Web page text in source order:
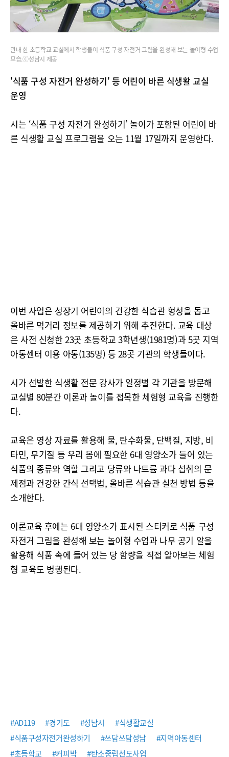
관내 한 초등학교 교실에서 학생들이 식품 구성 자전거 그림을 완성해 보는 놀이형 수업
모습.ⓒ성남시 제공
'식품 구성 자전거 완성하기' 등 어린이 바른 식생활 교실
운영
시는 ‘식품 구성 자전거 완성하기’ 놀이가 포함된 어린이 바
른 식생활 교실 프로그램을 오는 11월 17일까지 운영한다.
이번 사업은 성장기 어린이의 건강한 식습관 형성을 돕고
올바른 먹거리 정보를 제공하기 위해 추진한다. 교육 대상
은 사전 신청한 23곳 초등학교 3학년생(1981명)과 5곳 지역
아동센터 이용 아동(135명) 등 28곳 기관의 학생들이다.
시가 선발한 식생활 전문 강사가 일정별 각 기관을 방문해
교실별 80분간 이론과 놀이를 접목한 체험형 교육을 진행한
다.
교육은 영상 자료를 활용해 물, 탄수화물, 단백질, 지방, 비
타민, 무기질 등 우리 몸에 필요한 6대 영양소가 들어 있는
식품의 종류와 역할 그리고 당류와 나트륨 과다 섭취의 문
제점과 건강한 간식 선택법, 올바른 식습관 실천 방법 등을
소개한다.
이론교육 후에는 6대 영양소가 표시된 스티커로 식품 구성
자전거 그림을 완성해 보는 놀이형 수업과 나무 공기 알을
활용해 식품 속에 들어 있는 당 함량을 직접 알아보는 체험
형 교육도 병행된다.
#AD119 #경기도 #성남시
#식생활교실
#식품구성자전거완성하기
#쓰담쓰담성남
#지역아동센터
#초등학교
#커피박 #탄소중립선도사업